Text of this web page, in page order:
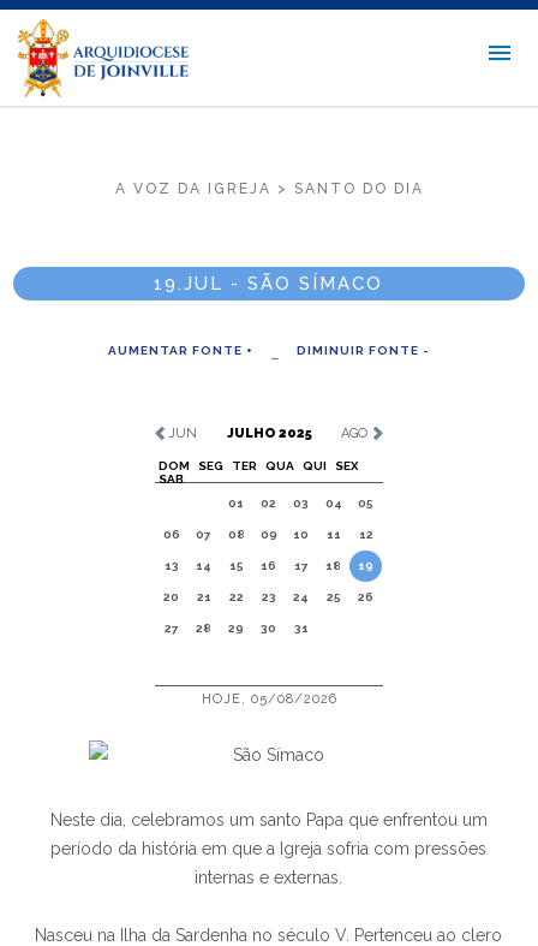
A VOZ DA IGREJA > SANTO DO DIA
19.JUL - SÃO SÍMACO
AUMENTAR FONTE + DIMINUIR FONTE -
JUN JULHO 2025 AGO
DOM SEG TER QUA QUI
SEX
SAB
01
02 03 04 05
06 07 08 09 10 11 12
13 14 15 16 17 18 19
20 21 22 23 24 25 26
27 28 29 30 31
HOJE, 05/08/2026
Neste dia, celebramos um santo Papa que enfrentou um
período da história em que a Igreja sofria com pressões
internas e externas.
Nasceu na Ilha da Sardenha no século V. Pertenceu ao clero